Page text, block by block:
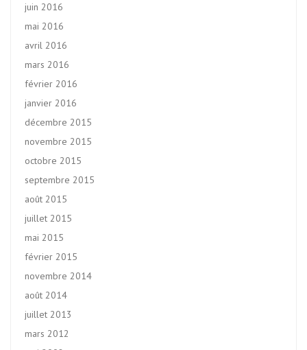
juin 2016
mai 2016
avril 2016
mars 2016
février 2016
janvier 2016
décembre 2015
novembre 2015
octobre 2015
septembre 2015
août 2015
juillet 2015
mai 2015
février 2015
novembre 2014
août 2014
juillet 2013
mars 2012